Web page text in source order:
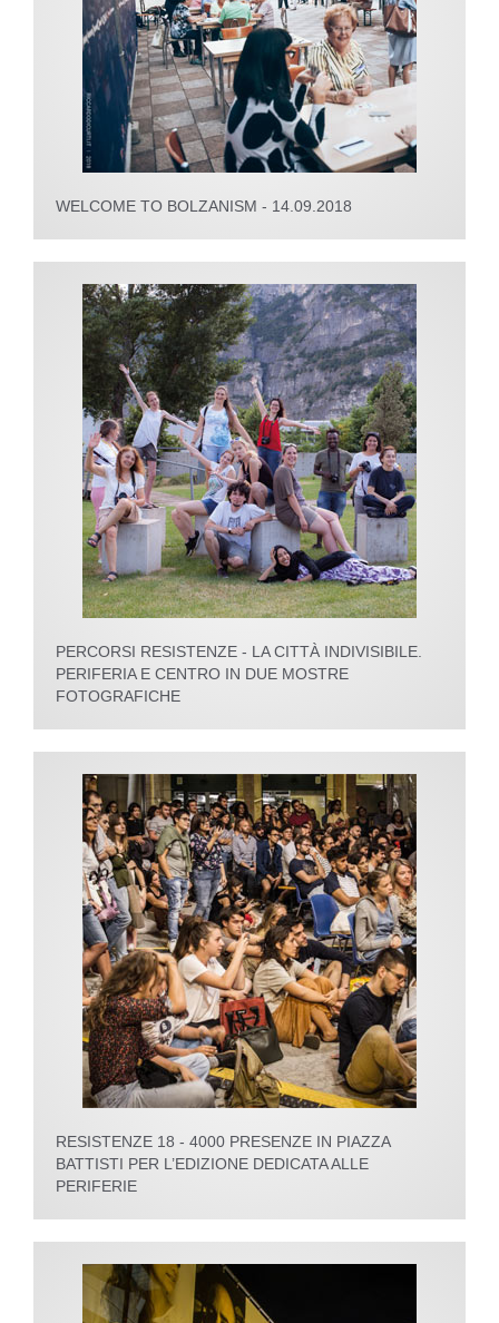
WELCOME TO BOLZANISM - 14.09.2018
PERCORSI RESISTENZE - LA CITTÀ INDIVISIBILE.
PERIFERIA E CENTRO IN DUE MOSTRE
FOTOGRAFICHE
RESISTENZE 18 - 4000 PRESENZE IN PIAZZA
BATTISTI PER L’EDIZIONE DEDICATA ALLE
PERIFERIE